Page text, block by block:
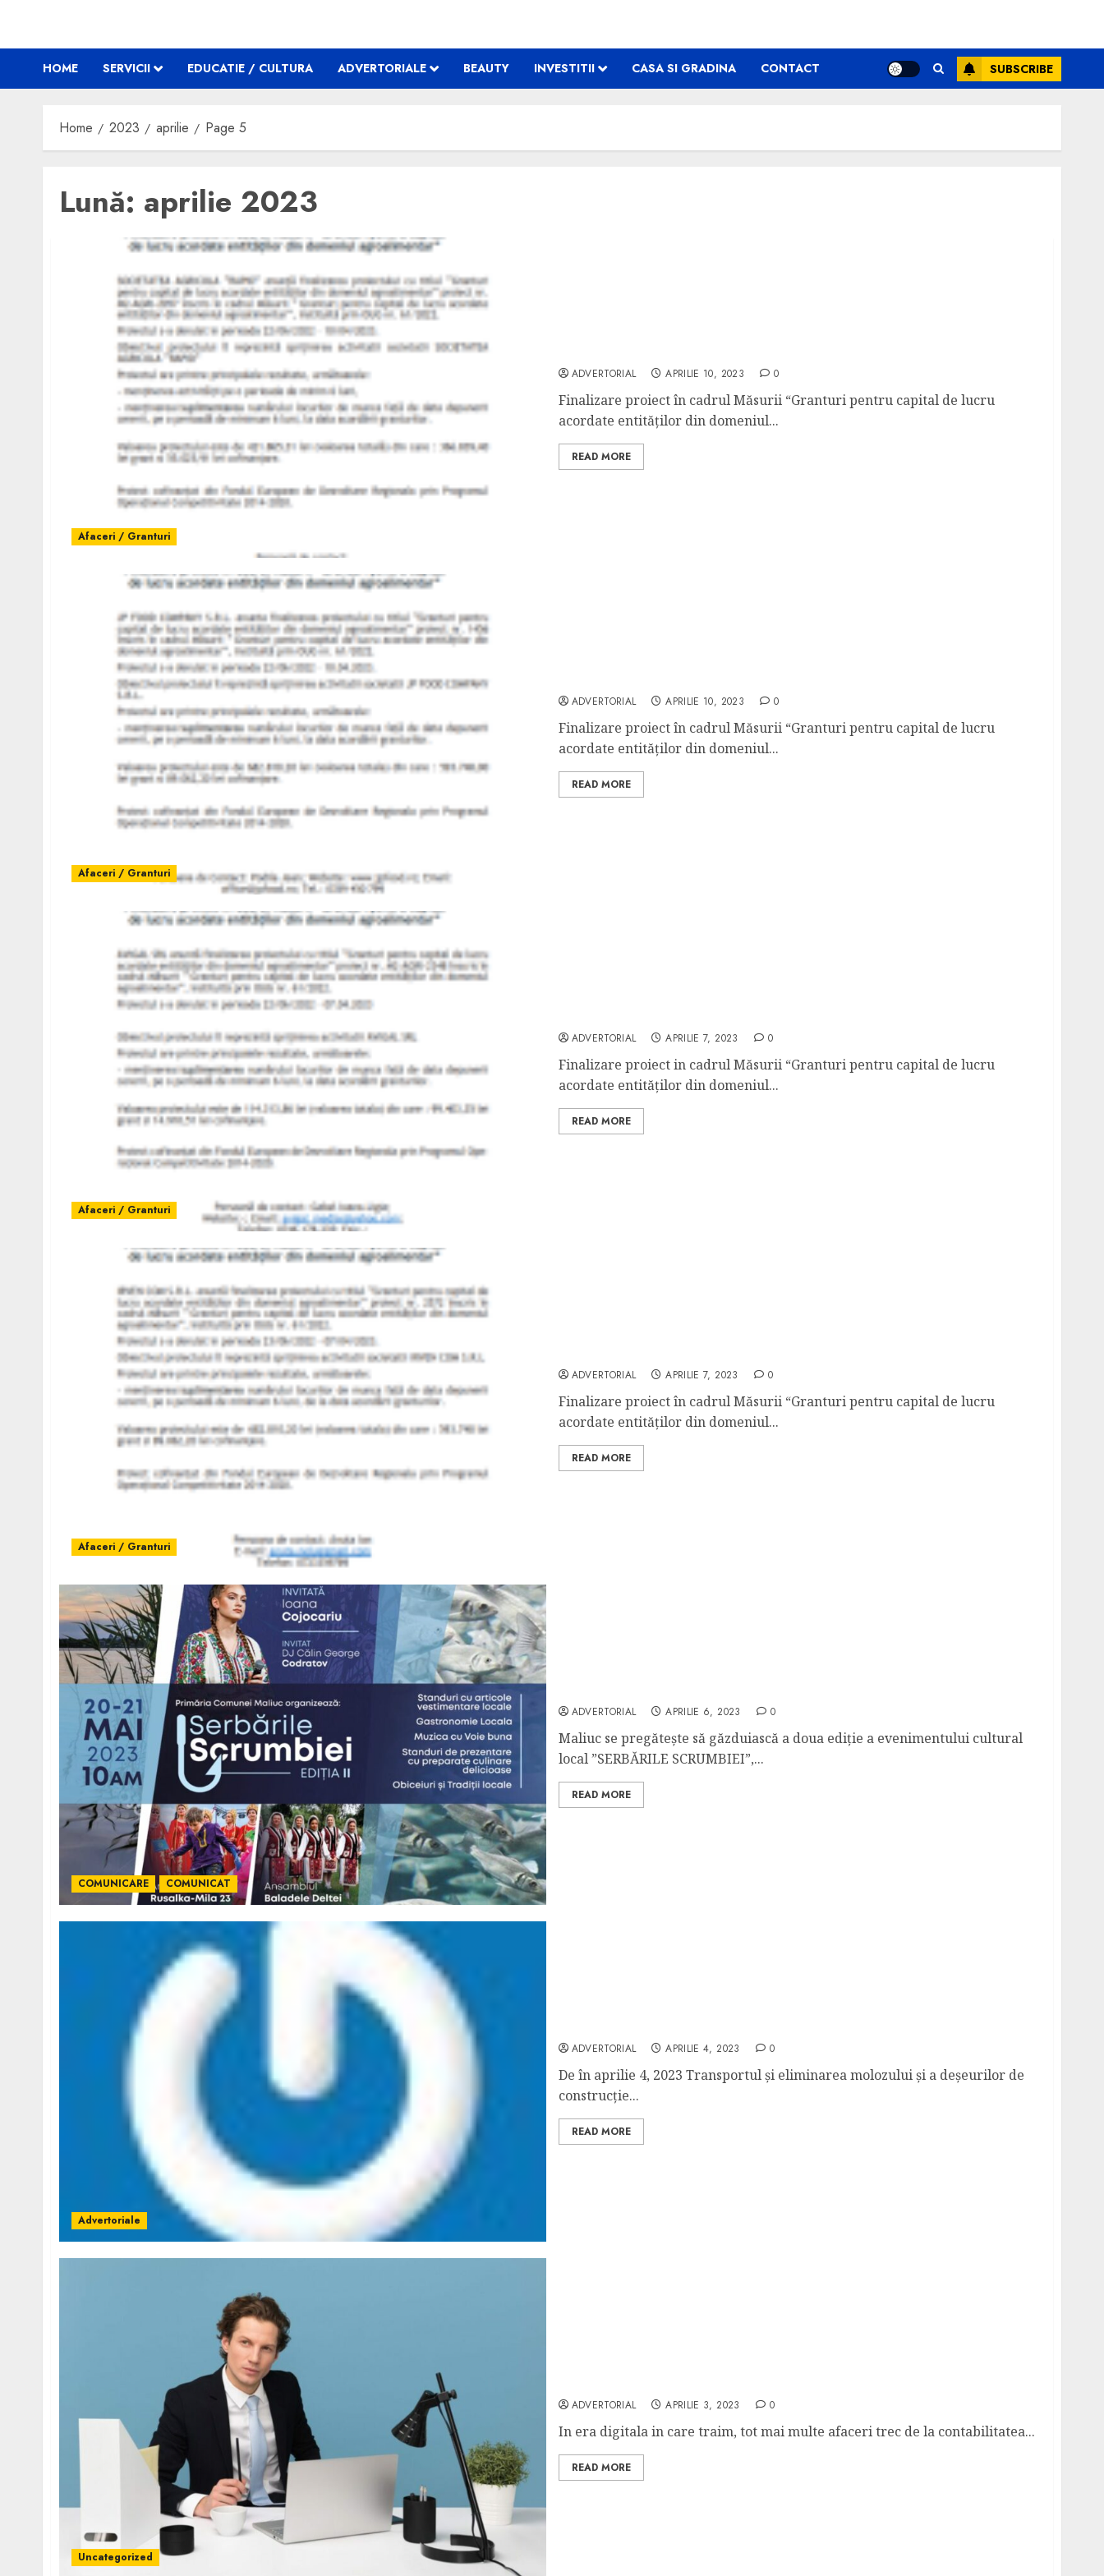
HOME SERVICII EDUCATIE / CULTURA ADVERTORIALE BEAUTY INVESTITII CASA SI GRADINA CONTACT SUBSCRIBE
Home 2023 aprilie Page 5
Lună: aprilie 2023
Afaceri / Granturi
ADVERTORIAL APRILIE 10, 2023 0
Finalizare proiect în cadrul Măsurii “Granturi pentru capital de lucru
acordate entităților din domeniul...
READ MORE
Afaceri / Granturi
ADVERTORIAL APRILIE 10, 2023 0
Finalizare proiect în cadrul Măsurii “Granturi pentru capital de lucru
acordate entităților din domeniul...
READ MORE
Afaceri / Granturi
ADVERTORIAL APRILIE 7, 2023 0
Finalizare proiect in cadrul Măsurii “Granturi pentru capital de lucru
acordate entităților din domeniul...
READ MORE
Afaceri / Granturi
ADVERTORIAL APRILIE 7, 2023 0
Finalizare proiect în cadrul Măsurii “Granturi pentru capital de lucru
acordate entităților din domeniul...
READ MORE
COMUNICARE COMUNICAT
ADVERTORIAL APRILIE 6, 2023 0
Maliuc se pregătește să găzduiască a doua ediție a evenimentului cultural
local ”SERBĂRILE SCRUMBIEI”,...
READ MORE
Advertoriale
ADVERTORIAL APRILIE 4, 2023 0
De în aprilie 4, 2023 Transportul și eliminarea molozului și a deșeurilor de
construcție...
READ MORE
Uncategorized
ADVERTORIAL APRILIE 3, 2023 0
In era digitala in care traim, tot mai multe afaceri trec de la contabilitatea...
READ MORE